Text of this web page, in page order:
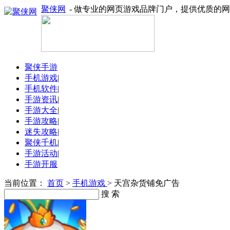
聚侠网 - 做专业的网页游戏品牌门户，提供优质的
聚侠手游
手机游戏|
手机软件|
手游资讯|
手游大全|
手游攻略|
迷失攻略|
聚侠千机|
手游活动|
手游开服
当前位置： 首页 > 手机游戏 > 天宫杂货铺免广告
搜 索